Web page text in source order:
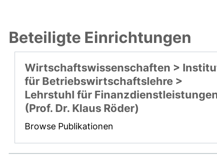
Beteiligte Einrichtungen
Wirtschaftswissenschaften >
für Betriebswirtschaftslehre >
Lehrstuhl für
(Prof. Dr. Klaus Röder)
Browse Publikationen